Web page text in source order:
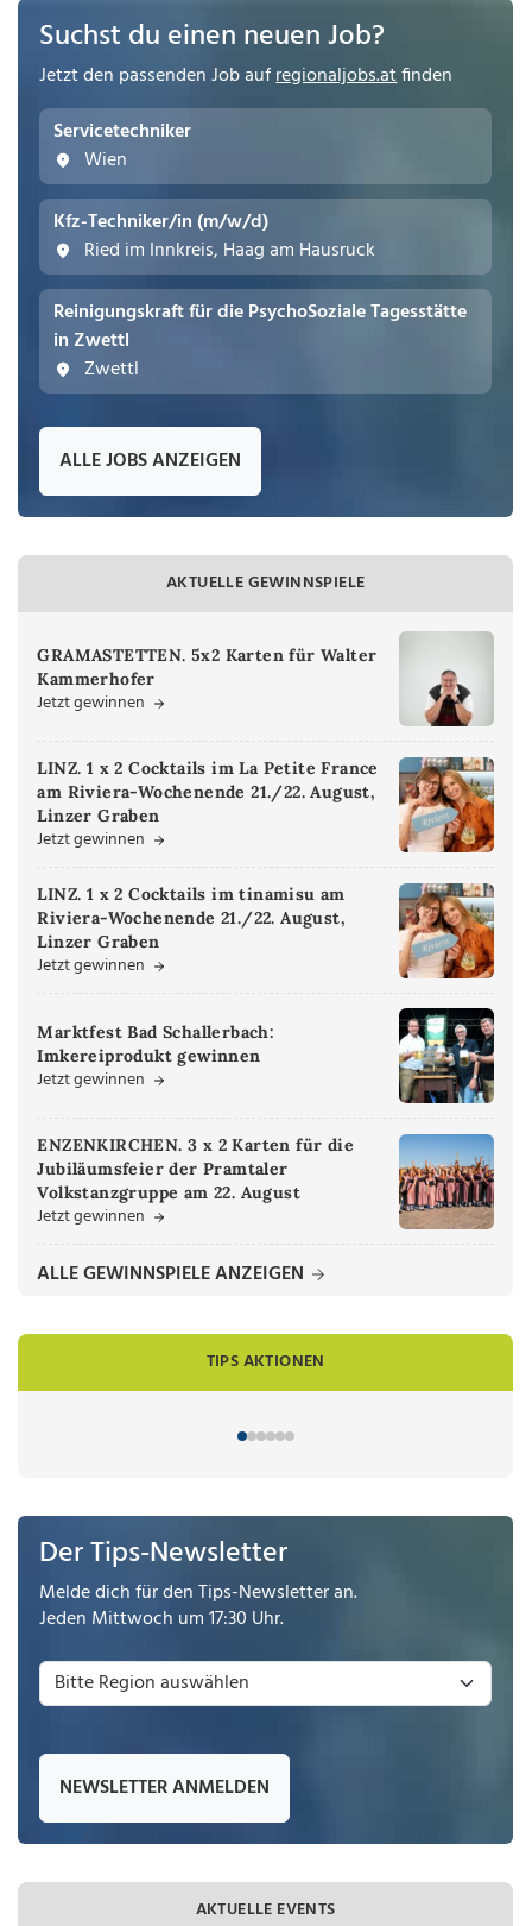
Suchst du einen neuen Job?
Jetzt den passenden Job aufregionaljobs.atfinden
Servicetechniker
Wien
Kfz-Techniker/in (m/w/d)
Ried im Innkreis, Haag am Hausruck
Reinigungskraft für die PsychoSoziale Tagesstätte
in Zwettl
Zwettl
ALLE JOBS ANZEIGEN
AKTUELLE GEWINNSPIELE
GRAMASTETTEN. 5x2 Karten für Walter
Kammerhofer
Jetzt gewinnen
LINZ. 1 x 2 Cocktails im La Petite France
am Riviera-Wochenende 21./22. August,
Linzer Graben
Jetzt gewinnen
LINZ. 1 x 2 Cocktails im tinamisu am
Riviera-Wochenende 21./22. August,
Linzer Graben
Jetzt gewinnen
Marktfest Bad Schallerbach:
Imkereiprodukt gewinnen
Jetzt gewinnen
ENZENKIRCHEN. 3 x 2 Karten für die
Jubiläumsfeier der Pramtaler
Volkstanzgruppe am 22. August
Jetzt gewinnen
ALLE GEWINNSPIELE ANZEIGEN
TIPS AKTIONEN
Der Tips-Newsletter
Melde dich für den Tips-Newsletter an.
Jeden Mittwoch um 17:30 Uhr.
NEWSLETTER ANMELDEN
AKTUELLE EVENTS